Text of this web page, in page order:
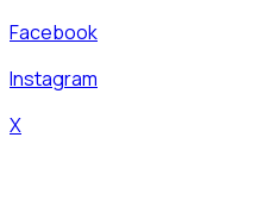
Facebook
Instagram
X